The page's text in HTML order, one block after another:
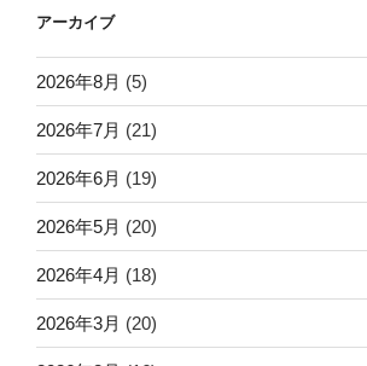
アーカイブ
2026年8月 (5)
2026年7月 (21)
2026年6月 (19)
2026年5月 (20)
2026年4月 (18)
2026年3月 (20)